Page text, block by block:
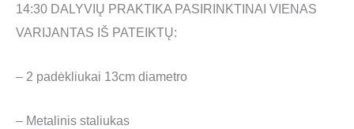
14:30 DALYVIŲ PRAKTIKA PASIRINKTINAI VIENAS
VARIJANTAS IŠ PATEIKTŲ:
– 2 padėkliukai 13cm diametro
– Metalinis staliukas